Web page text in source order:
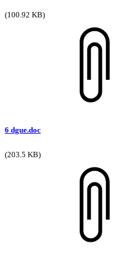
(100.92 KB)
6 dgue.doc
(203.5 KB)